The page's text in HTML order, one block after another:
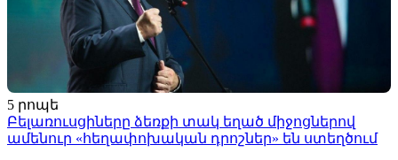
5 րոպե
Բելառուսցիները ձեռքի տակ եղած միջոցներով
ամենուր «հեղափոխական դրոշներ» են ստեղծում